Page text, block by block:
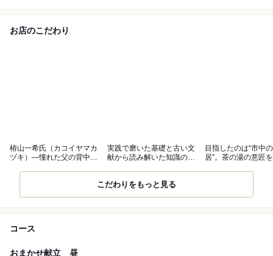
お店のこだわり
栫山一希氏（カコイヤマカ
ヅキ）―憧れた父の背中を
実践で磨いた基礎と古い文
献から読み解いた知識の両
目指したのは“市中
居”。茶の湯の意匠
こだわりをもっと見る
コース
おまかせ献立 昼